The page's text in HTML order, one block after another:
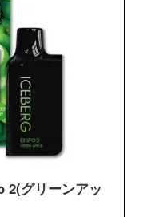
2(グリーンアッ